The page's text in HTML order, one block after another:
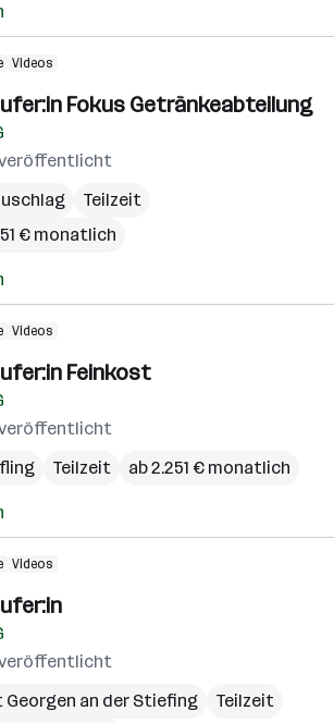
Videos
Fokus Getränkeabteilung
Teilzeit
€ monatlich
Videos
Feinkost
Teilzeit ab 2.251 € monatlich
Videos
Georgen an der Stiefing
Teilzeit